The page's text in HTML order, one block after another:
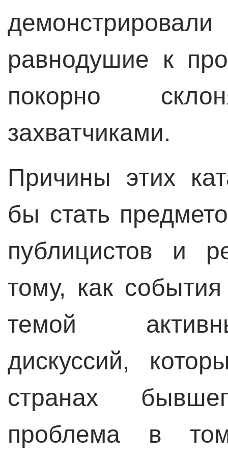
равнодушие к
покорно
захватчиками.
Причины этих
бы стать
публицистов и
тому, как
темой
дискуссий,
странах
проблема в